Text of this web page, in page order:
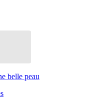
belle peau